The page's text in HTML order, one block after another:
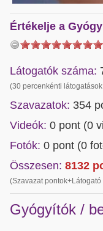
Értékelje a
Látogatók száma:
(30 percenkénti
Szavazatok: 354
Videók: 0 pont (0
Fotók: 0 pont (0
Összesen: 8132
(Szavazat
Gyógyítók /